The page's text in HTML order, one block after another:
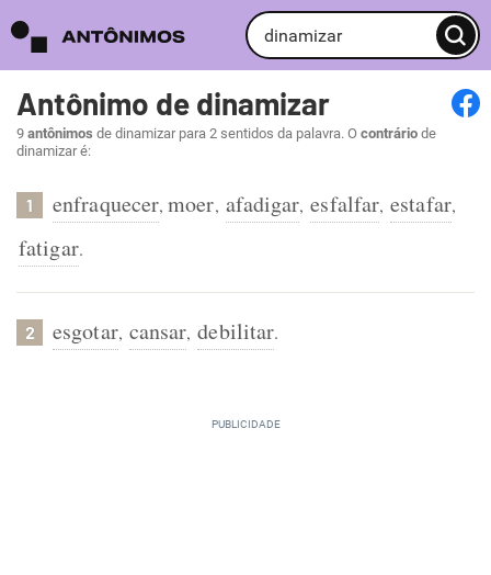
Antônimo de dinamizar
9 antônimos de dinamizar para 2 sentidos da palavra. O contrário de
dinamizar é:
1 enfraquecer,moer, afadigar, esfalfar, estafar,
fatigar.
2 esgotar, cansar, debilitar.